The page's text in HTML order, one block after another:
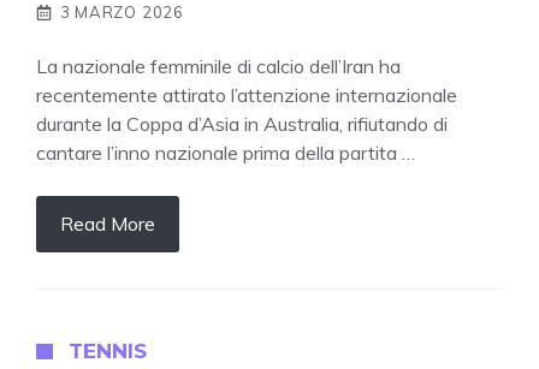
3 MARZO 2026
La nazionale femminile di calcio dell’Iran ha
recentemente attirato l’attenzione internazionale
durante la Coppa d’Asia in Australia, rifiutando di
cantare l’inno nazionale prima della partita …
Read More
TENNIS